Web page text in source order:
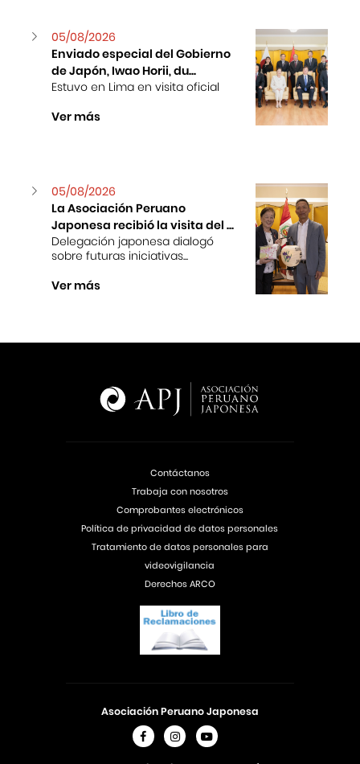
05/08/2026
Enviado especial del Gobierno
de Japón, Iwao Horii, du...
Estuvo en Lima en visita oficial
Ver más
05/08/2026
La Asociación Peruano
Japonesa recibió la visita del ...
Delegación japonesa dialogó
sobre futuras iniciativas...
Ver más
Asociación Peruano Japonesa
Contáctanos
Trabaja con nosotros
Comprobantes electrónicos
Política de privacidad de datos personales
Tratamiento de datos personales para
videovigilancia
Derechos ARCO